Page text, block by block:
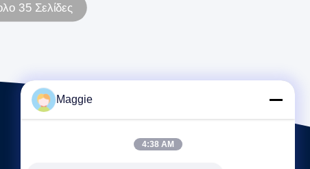
35 Σελίδες
Maggie
4:38 AM